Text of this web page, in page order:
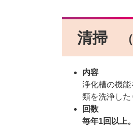
清掃
内容
浄化槽の機
類を洗浄した
回数
毎年1回以上。